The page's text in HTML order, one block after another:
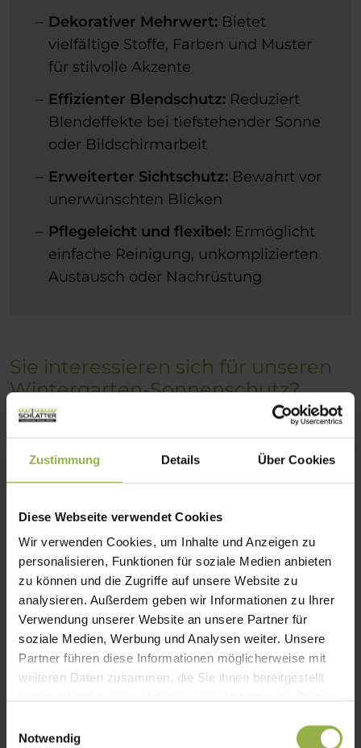
Zustimmung Details Über Cookies
Diese Webseite verwendet Cookies
Wir verwenden Cookies, um Inhalte und Anzeigen zu
personalisieren, Funktionen für soziale Medien anbieten
zu können und die Zugriffe auf unsere Website zu
analysieren. Außerdem geben wir Informationen zu Ihrer
Verwendung unserer Website an unsere Partner für
soziale Medien, Werbung und Analysen weiter. Unsere
Partner führen diese Informationen möglicherweise mit
weiteren Daten zusammen, die Sie ihnen bereitgestellt
Notwendig
Dekorativer Mehrwert: Bietet
vielfältige Stoffe, Farben und Muster
für stilvolle Akzente
Effizienter Blendschutz: Reduziert
Blendeffekte bei tiefstehender Sonne
oder Bildschirmarbeit
Erweiterter Sichtschutz: Bewahrt vor
unerwünschten Blicken
Pflegeleicht und flexibel: Ermöglicht
einfache Reinigung, unkomplizierten
Austausch oder Nachrüstung
Sie interessieren sich für unseren
Wintergarten-Sonnenschutz?
Schauen Sie sich doch unsere vielfältigen
Lösungen an – sicher ist auch das Passende
für Sie dabei.
Wintergarten-Markisen im Überblick
Komfort trifft Technik
Automatisierte Systeme für
Ihren verglasten Anbau